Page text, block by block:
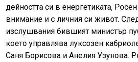
дейността си в енергетиката,
внимание и с личния си живот.
изслушвания бившият министър
което управлява луксозен
Саня Борисова и Анелия Узунова.